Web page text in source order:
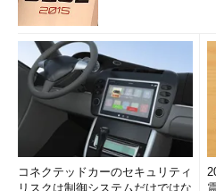
コネクテッドカーのセキュリティ
リスクは制御システムだけではな